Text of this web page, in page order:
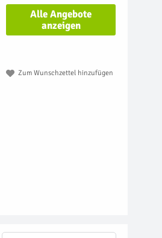
Alle Angebote
anzeigen
Zum Wunschzettel hinzufügen